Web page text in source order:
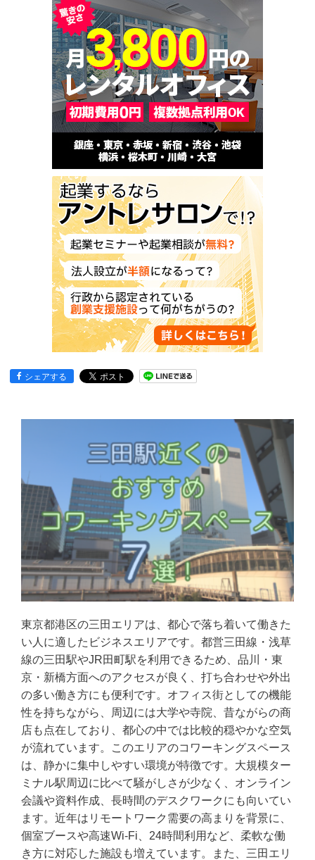
シェアする
東京都港区の三田エリアは、都心で落ち着いて働きた
い人に適したビジネスエリアです。都営三田線・浅草
線の三田駅やJR田町駅を利用できるため、品川・東
京・新橋方面へのアクセスが良く、打ち合わせや外出
の多い働き方にも便利です。オフィス街としての機能
性を持ちながら、周辺には大学や寺院、昔ながらの商
店も点在しており、都心の中では比較的穏やかな空気
が流れています。このエリアのコワーキングスペース
は、静かに集中しやすい環境が特徴です。大規模ター
ミナル駅周辺に比べて騒がしさが少なく、オンライン
会議や資料作成、長時間のデスクワークにも向いてい
ます。近年はリモートワーク需要の高まりを背景に、
個室ブースや高速Wi-Fi、24時間利用など、柔軟な働
き方に対応した施設も増えています。また、三田エリ